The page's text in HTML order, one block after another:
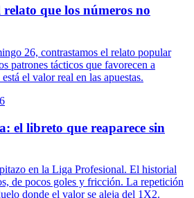
que los números no
26, contrastamos el relato popular
patrones tácticos que favorecen a
el valor real en las apuestas.
el libreto que reaparece sin
en la Liga Profesional. El historial
de pocos goles y fricción. La repetición
donde el valor se aleja del 1X2.